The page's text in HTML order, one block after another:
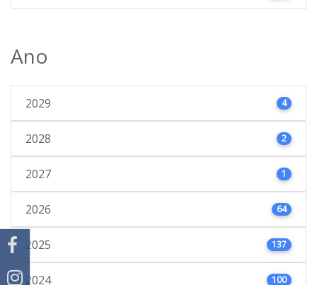
Ano
2029 4
2028 2
2027 1
2026 64
2025 137
2024 100